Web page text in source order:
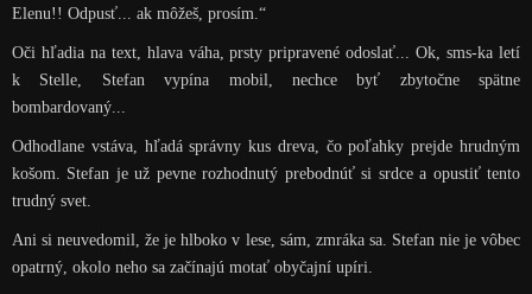
Elenu!! Odpusť... ak môžeš, prosím.“
Oči hľadia na text, hlava váha, prsty pripravené odoslať... Ok, sms-ka letí
k Stelle, Stefan vypína mobil, nechce byť zbytočne spätne
bombardovaný...
Odhodlane vstáva, hľadá správny kus dreva, čo poľahky prejde hrudným
košom. Stefan je už pevne rozhodnutý prebodnúť si srdce a opustiť tento
trudný svet.
Ani si neuvedomil, že je hlboko v lese, sám, zmráka sa. Stefan nie je vôbec
opatrný, okolo neho sa začínajú motať obyčajní upíri.